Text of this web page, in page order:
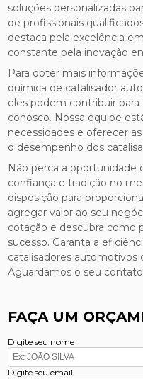
soluções personalizadas
de profissionais
destaca pela excelência
constante pela inovação
Para obter mais
química de catalisador
eles podem contribuir
conosco. Nossa equipe
necessidades e oferecer
o desempenho dos
Não perca a
confiança e tradição no
disposição para
agregar valor ao seu
cotação e descubra como
sucesso. Garanta a
catalisadores
Aguardamos o seu
FAÇA UM
Digite seu nome
Digite seu email